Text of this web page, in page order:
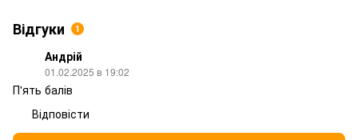
Відгуки 1
Андрій
01.02.2025 в 19:02
П'ять балів
Відповісти